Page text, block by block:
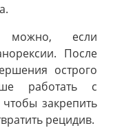
можно, если
После
острого
работать с
закрепить
рецидив.